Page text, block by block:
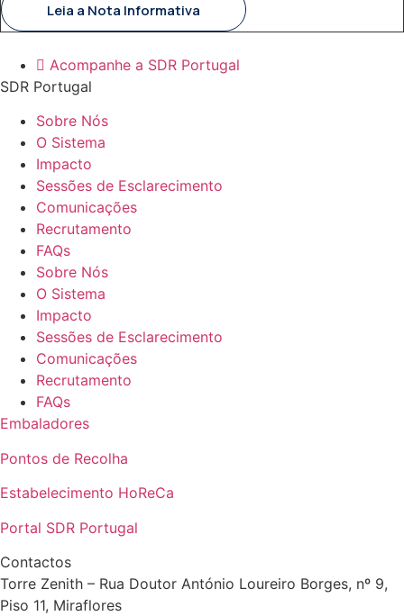
Leia a Nota Informativa
Acompanhe a SDR Portugal
SDR Portugal
Sobre Nós
O Sistema
Impacto
Sessões de Esclarecimento
Comunicações
Recrutamento
FAQs
Sobre Nós
O Sistema
Impacto
Sessões de Esclarecimento
Comunicações
Recrutamento
FAQs
Embaladores
Pontos de Recolha
Estabelecimento HoReCa
Portal SDR Portugal
Contactos
Torre Zenith – Rua Doutor António Loureiro Borges, nº 9,
Piso 11, Miraflores